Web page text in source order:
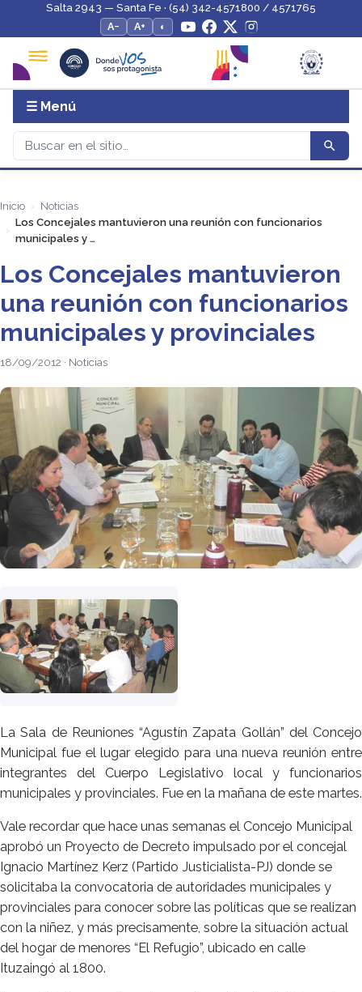
Salta 2943 — Santa Fe · (54) 342-4571800 / 4571765
A−
A+ ◐
☰ Menú
Inicio
Noticias
Los Concejales mantuvieron una reunión con funcionarios
municipales y …
Los Concejales mantuvieron
una reunión con funcionarios
municipales y provinciales
18/09/2012 · Noticias
La Sala de Reuniones “Agustín Zapata Gollán” del Concejo
Municipal fue el lugar elegido para una nueva reunión entre
integrantes del Cuerpo Legislativo local y funcionarios
municipales y provinciales. Fue en la mañana de este martes.
Vale recordar que hace unas semanas el Concejo Municipal
aprobó un Proyecto de Decreto impulsado por el concejal
Ignacio Martínez Kerz (Partido Justicialista-PJ) donde se
solicitaba la convocatoria de autoridades municipales y
provinciales para conocer sobre las políticas que se realizan
con la niñez, y más precisamente, sobre la situación actual
del hogar de menores “El Refugio”, ubicado en calle
Ituzaingó al 1800.